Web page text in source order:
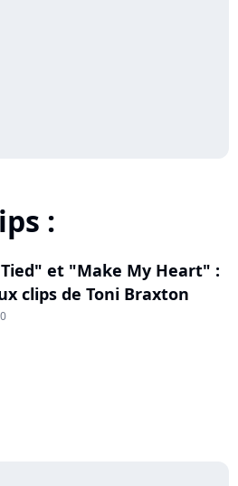
:
et "Make My Heart" :
clips de Toni Braxton